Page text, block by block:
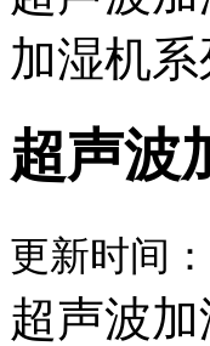
加湿机
超声波
更新时间：
超声波